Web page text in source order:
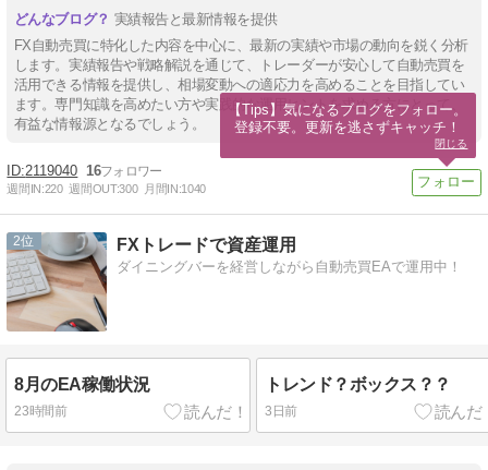
実績報告と最新情報を提供
FX自動売買に特化した内容を中心に、最新の実績や市場の動向を鋭く分析
します。実績報告や戦略解説を通じて、トレーダーが安心して自動売買を
活用できる情報を提供し、相場変動への適応力を高めることを目指してい
ます。専門知識を高めたい方や実践的な運用ヒントを求める方にとって、
有益な情報源となるでしょう。
2119040 16
週間IN:220 週間OUT:300 月間IN:1040
2 FXトレードで資産運用
ダイニングバーを経営しながら自動売買EAで運用中！
8月のEA稼働状況
23時間前
トレンド？ボックス？？
3日前
【Tips】気になるブログをフォロー。
登録不要。更新を逃さずキャッチ！
閉じる